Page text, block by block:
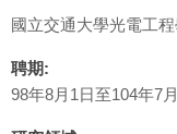
國立交通大學光電工
聘期:
98年8月1日至104年7